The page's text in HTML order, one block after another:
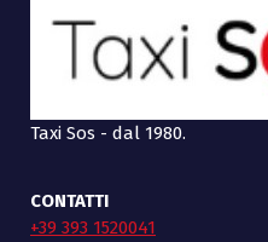
Taxi Sos - dal 1980.
CONTATTI
+39 393 1520041